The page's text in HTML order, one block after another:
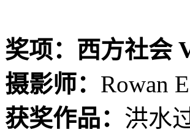
奖项：西方社会
摄影师： Rowan
获奖作品： 洪水